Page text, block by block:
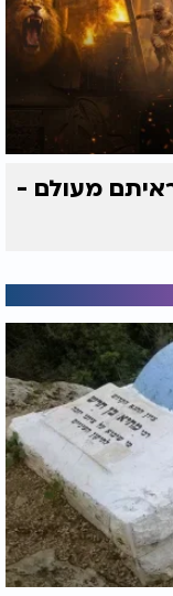
מעולם -